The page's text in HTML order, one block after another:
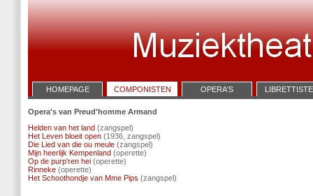
HOMEPAGE COMPONISTEN OPERA'S
Opera's van Preud'homme Armand
Helden van het land (zangspel)
Het Leven bloeit open (1936, zangspel)
Die Lied van die ou meule (zangspel)
Mijn heerlijk Kempenland (operette)
Op de purp'ren hei (operette)
Rinneke (operette)
Het Schoothondje van Mme Pips (zangspel)